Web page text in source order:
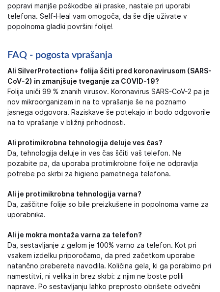
popravi manjše poškodbe ali praske, nastale pri uporabi
telefona. Self-Heal vam omogoča, da še dlje uživate v
popolnoma gladki površini folije!
FAQ - pogosta vprašanja
Ali SilverProtection+ folija ščiti pred koronavirusom (SARS-
CoV-2) in zmanjšuje tveganje za COVID-19?
Folija uniči 99 % znanih virusov. Koronavirus SARS-CoV-2 pa je
nov mikroorganizem in na to vprašanje še ne poznamo
jasnega odgovora. Raziskave še potekajo in bodo odgovorile
na to vprašanje v bližnji prihodnosti.
Ali protimikrobna tehnologija deluje ves čas?
Da, tehnologija deluje in ves čas ščiti vaš telefon. Ne
pozabite pa, da uporaba protimikrobne folije ne odpravlja
potrebe po skrbi za higieno pametnega telefona.
Ali je protimikrobna tehnologija varna?
Da, zaščitne folije so bile preizkušene in popolnoma varne za
uporabnika.
Ali je mokra montaža varna za telefon?
Da, sestavljanje z gelom je 100% varno za telefon. Kot pri
vsakem izdelku priporočamo, da pred začetkom uporabe
natančno preberete navodila. Količina gela, ki ga porabimo pri
namestitvi, ni velika in brez skrbi: z njim ne boste polili
naprave. Po sestavljanju lahko preprosto obrišete odvečni